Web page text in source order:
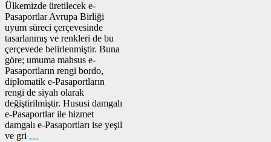
Ülkemizde üretilecek e-
Pasaportlar Avrupa Birliği
uyum süreci çerçevesinde
tasarlanmış ve renkleri de bu
çerçevede belirlenmiştir. Buna
göre; umuma mahsus e-
Pasaportların rengi bordo,
diplomatik e-Pasaportların
rengi de siyah olarak
değiştirilmiştir. Hususi damgalı
e-Pasaportlar ile hizmet
damgalı e-Pasaportları ise yeşil
ve gri …